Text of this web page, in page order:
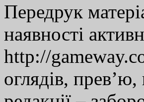
Передрук
наявності
http://
оглядів, прев’ю,